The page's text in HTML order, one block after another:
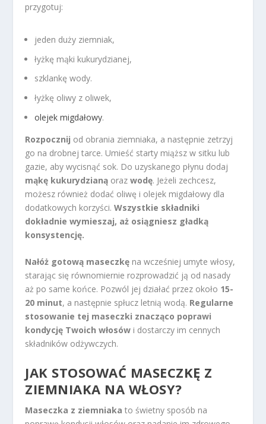
przygotuj:
jeden duży ziemniak,
łyżkę mąki kukurydzianej,
szklankę wody.
łyżkę oliwy z oliwek,
olejek migdałowy.
Rozpocznij od obrania ziemniaka, a następnie zetrzyj
go na drobnej tarce. Umieść starty miąższ w sitku lub
gazie, aby wycisnąć sok. Do uzyskanego płynu dodaj
mąkę kukurydzianą orazwodę. Jeżeli zechcesz,
możesz również dodać oliwę i olejek migdałowy dla
dodatkowych korzyści.Wszystkie składniki
dokładnie wymieszaj, aż osiągniesz gładką
konsystencję.
Nałóż gotową maseczkę na wcześniej umyte włosy,
starając się równomiernie rozprowadzić ją od nasady
aż po same końce. Pozwól jej działać przez około 15-
20 minut, a następnie spłucz letnią wodą. Regularne
stosowanie tej maseczki znacząco poprawi
kondycję Twoich włosów i dostarczy im cennych
składników odżywczych.
JAK STOSOWAĆ MASECZKĘ Z
ZIEMNIAKA NA WŁOSY?
Maseczka z ziemniaka to świetny sposób na